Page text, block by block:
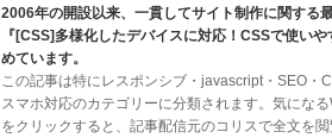
2006年の開設以来、一貫してサイト制作に関する
『[CSS]多様化したデバイスに対応！CSSで使い
めています。
この記事は特にレスポンシブ・javascript・SEO・
スマホ対応のカテゴリーに分類されます。気にな
をクリックすると、記事配信元のコリスで全文を